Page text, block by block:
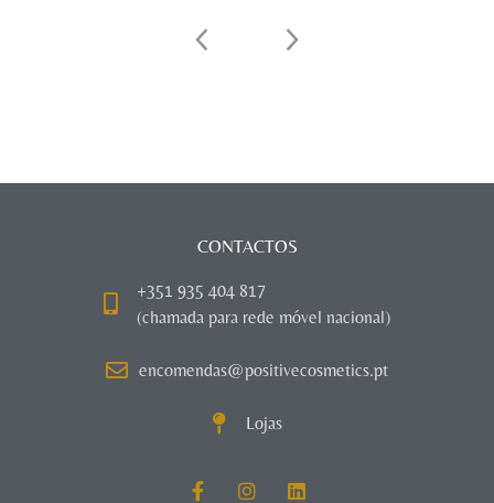
CONTACTOS
+351 935 404 817
(chamada para rede móvel nacional)
encomendas@positivecosmetics.pt
Lojas